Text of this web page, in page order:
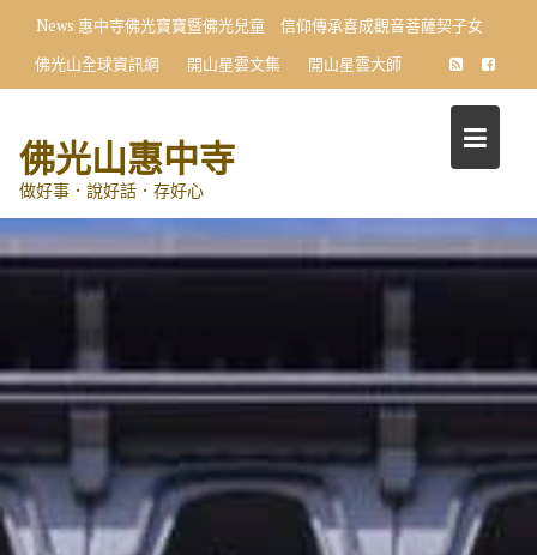
content
News 惠中寺佛光寶寶暨佛光兒童 信仰傳承喜成觀音菩薩契子女
佛光山全球資訊網
開山星雲文集 開山星雲大師
佛光山惠中寺
做好事．說好話．存好心